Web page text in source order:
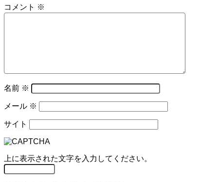
コメント ※
名前 ※
メール ※
サイト
上に表示された文字を入力してください。